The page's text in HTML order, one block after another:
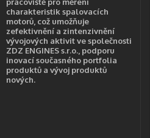
charakteristik spalovacích
motorů, což umožňuje
zefektivnění a zintenzivnění
vývojových aktivit ve společnosti
ZDZ ENGINES s.r.o., podporu
inovací současného portfolia
produktů a vývoj produktů
nových.